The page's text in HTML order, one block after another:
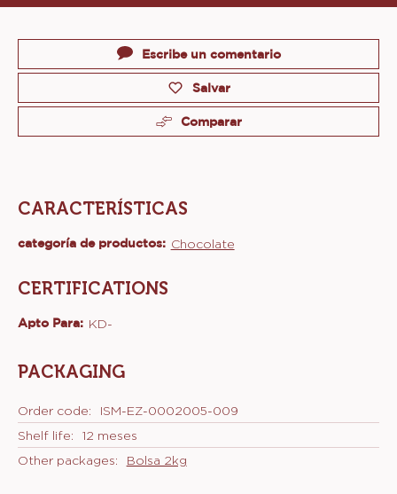
Escribe un comentario
Salvar
Comparar
CARACTERÍSTICAS
Características
categoría de productos: Chocolate
CERTIFICATIONS
Apto Para: KD-
PACKAGING
Order code:
ISM-EZ-0002005-009
Shelf life:
12 meses
Other packages:
Bolsa 2kg